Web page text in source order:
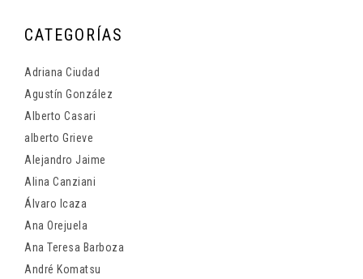
CATEGORÍAS
Adriana Ciudad
Agustín González
Alberto Casari
alberto Grieve
Alejandro Jaime
Alina Canziani
Álvaro Icaza
Ana Orejuela
Ana Teresa Barboza
André Komatsu